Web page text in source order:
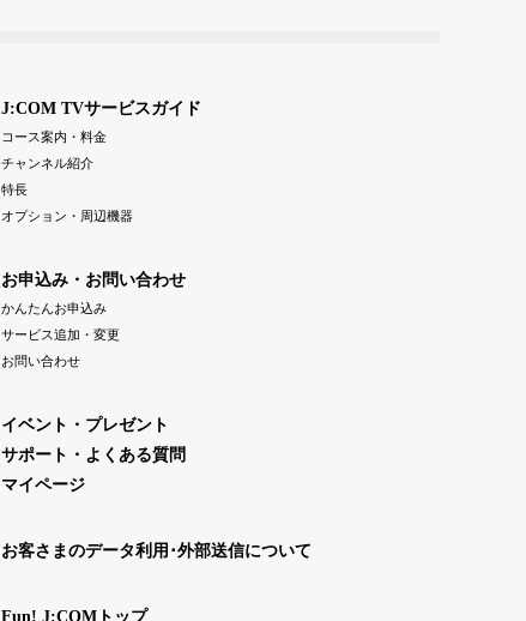
J:COM TVサービスガイド
コース案内・料金
チャンネル紹介
特長
オプション・周辺機器
お申込み・お問い合わせ
かんたんお申込み
サービス追加・変更
お問い合わせ
イベント・プレゼント
サポート・よくある質問
マイページ
お客さまのデータ利用･外部送信について
Fun! J:COMトップ